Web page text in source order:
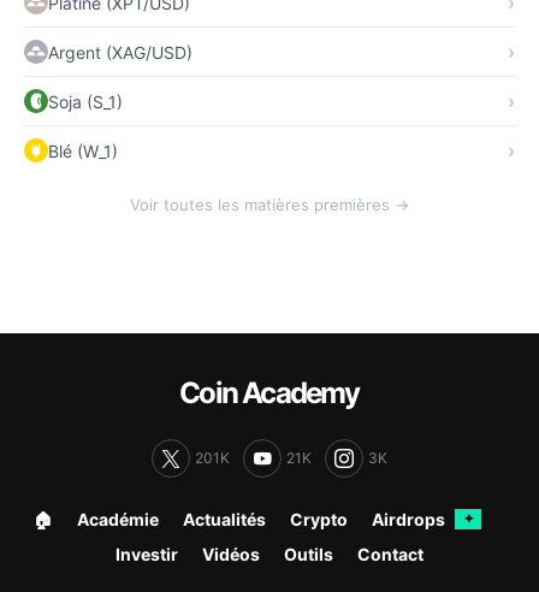
Argent (XAG/USD)
Soja (S_1)
Blé (W_1)
Voir toutes les matières premières →
Coin Academy
201K 21K 3K
🏠︎ Académie Actualités Crypto Airdrops ✦
Investir Vidéos Outils Contact